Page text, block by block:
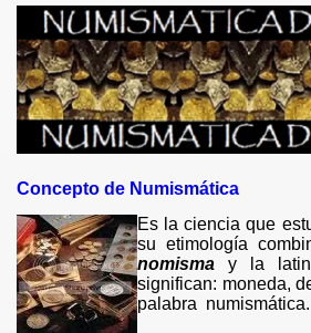
Concepto de Numismática
Es la ciencia que
su etimología
nomisma y la
significan: moneda,
palabra numismática.